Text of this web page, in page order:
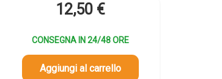
12,50 €
CONSEGNA IN 24/48 ORE
Aggiungi al carrello